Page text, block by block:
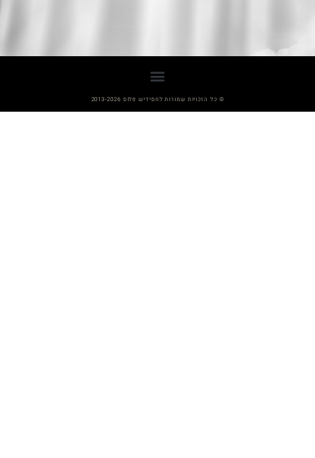
© כל הזכויות שמורות לחסידיש פלוס 2013-2026